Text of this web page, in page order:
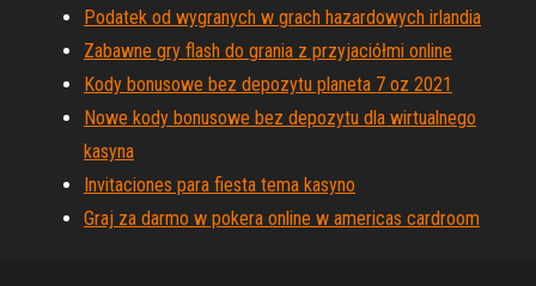
Podatek od wygranych w grach hazardowych irlandia
Zabawne gry flash do grania z przyjaciółmi online
Kody bonusowe bez depozytu planeta 7 oz 2021
Nowe kody bonusowe bez depozytu dla wirtualnego
kasyna
Invitaciones para fiesta tema kasyno
Graj za darmo w pokera online w americas cardroom